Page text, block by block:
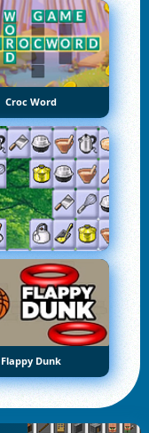
Croc Word
Flappy Dunk